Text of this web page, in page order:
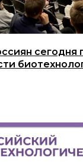
сегодня